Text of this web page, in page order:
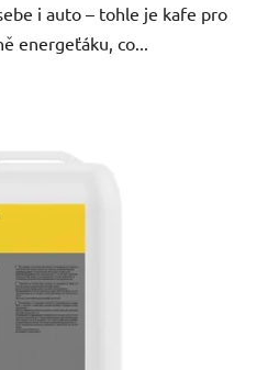
i auto – tohle je kafe pro
energeťáku, co...